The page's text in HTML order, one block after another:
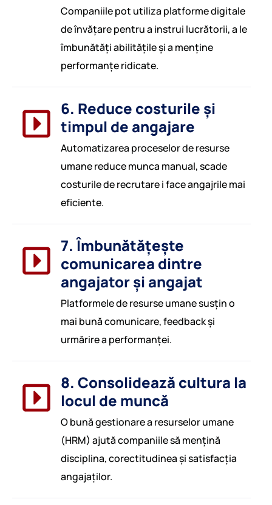
Companiile pot utiliza platforme digitale
de învățare pentru a instrui lucrătorii, a le
îmbunătăți abilitățile și a menține
performanțe ridicate.
6. Reduce costurile și
timpul de angajare
Automatizarea proceselor de resurse
umane reduce munca manual, scade
costurile de recrutare i face angajrile mai
eficiente.
7. Îmbunătățește
comunicarea dintre
angajator și angajat
Platformele de resurse umane susțin o
mai bună comunicare, feedback și
urmărire a performanței.
8. Consolidează cultura la
locul de muncă
O bună gestionare a resurselor umane
(HRM) ajută companiile să mențină
disciplina, corectitudinea și satisfacția
angajaților.